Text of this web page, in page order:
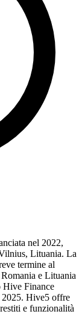
nel 2022,
Lituania. La
termine al
e Lituania
Hive Finance
2025. Hive5 offre
e funzionalità